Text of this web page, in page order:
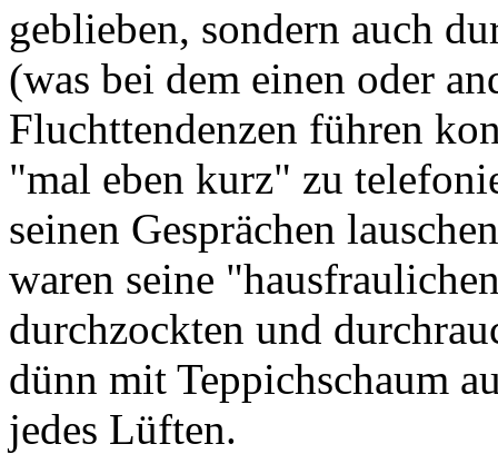
geblieben, sondern auch
(was bei dem einen oder
Fluchttendenzen führen
"mal eben kurz" zu
seinen Gesprächen
waren seine
durchzockten und
dünn mit Teppichschaum
jedes Lüften.